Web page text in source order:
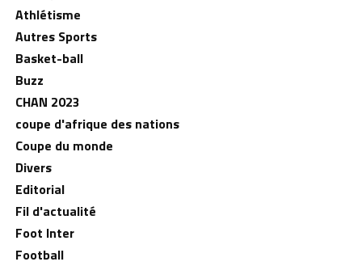
Athlétisme
Autres Sports
Basket-ball
Buzz
CHAN 2023
coupe d'afrique des nations
Coupe du monde
Divers
Editorial
Fil d'actualité
Foot Inter
Football